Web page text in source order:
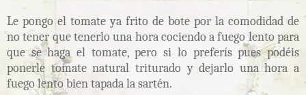
Le pongo el tomate ya frito de bote por la comodidad de
no tener que tenerlo una hora cociendo a fuego lento para
que se haga el tomate, pero si lo preferís pues podéis
ponerle tomate natural triturado y dejarlo una hora a
fuego lento bien tapada la sartén.